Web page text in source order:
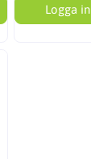
Logga in